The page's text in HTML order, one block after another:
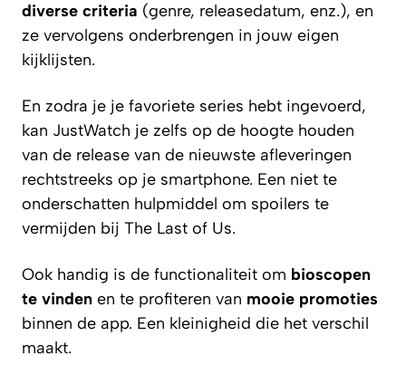
diverse criteria (genre, releasedatum, enz.), en
ze vervolgens onderbrengen in jouw eigen
kijklijsten.
En zodra je je favoriete series hebt ingevoerd,
kan JustWatch je zelfs op de hoogte houden
van de release van de nieuwste afleveringen
rechtstreeks op je smartphone. Een niet te
onderschatten hulpmiddel om spoilers te
vermijden bij The Last of Us.
Ook handig is de functionaliteit om bioscopen
te vinden en te profiteren van mooie promoties
binnen de app. Een kleinigheid die het verschil
maakt.